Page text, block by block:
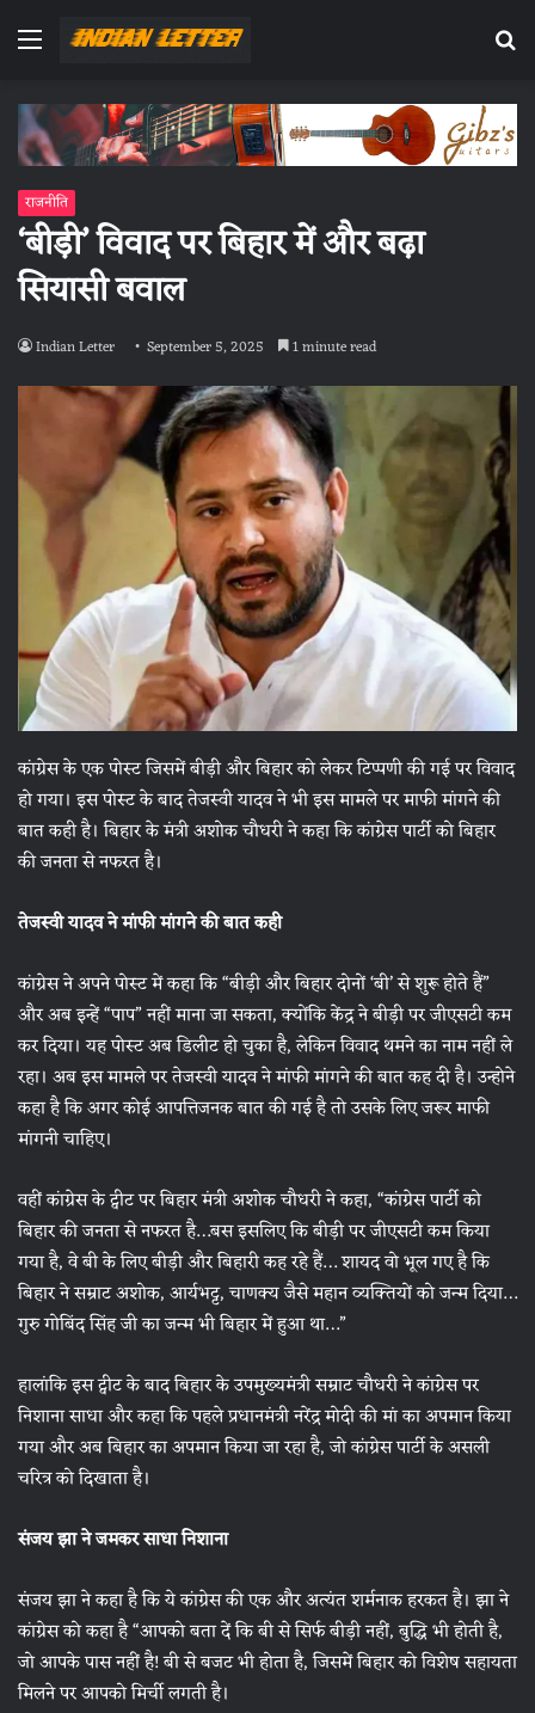
Menu
राजनीति
‘बीड़ी’ विवाद पर बिहार में और बढ़ा
सियासी बवाल
Indian Letter September 5, 2025 1 minute read
कांग्रेस के एक पोस्ट जिसमें बीड़ी और बिहार को लेकर टिप्पणी की गई पर विवाद
हो गया। इस पोस्ट के बाद तेजस्वी यादव ने भी इस मामले पर माफी मांगने की
बात कही है। बिहार के मंत्री अशोक चौधरी ने कहा कि कांग्रेस पार्टी को बिहार
की जनता से नफरत है।
तेजस्वी यादव ने मांफी मांगने की बात कही
कांग्रेस ने अपने पोस्ट में कहा कि “बीड़ी और बिहार दोनों ‘बी’ से शुरू होते हैं”
और अब इन्हें “पाप” नहीं माना जा सकता, क्योंकि केंद्र ने बीड़ी पर जीएसटी कम
कर दिया। यह पोस्ट अब डिलीट हो चुका है, लेकिन विवाद थमने का नाम नहीं ले
रहा। अब इस मामले पर तेजस्वी यादव ने मांफी मांगने की बात कह दी है। उन्होने
कहा है कि अगर कोई आपत्तिजनक बात की गई है तो उसके लिए जरूर माफी
मांगनी चाहिए।
वहीं कांग्रेस के ट्वीट पर बिहार मंत्री अशोक चौधरी ने कहा, “कांग्रेस पार्टी को
बिहार की जनता से नफरत है…बस इसलिए कि बीड़ी पर जीएसटी कम किया
गया है, वे बी के लिए बीड़ी और बिहारी कह रहे हैं… शायद वो भूल गए है कि
बिहार ने सम्राट अशोक, आर्यभट्ट, चाणक्य जैसे महान व्यक्तियों को जन्म दिया…
गुरु गोबिंद सिंह जी का जन्म भी बिहार में हुआ था…”
हालांकि इस ट्वीट के बाद बिहार के उपमुख्यमंत्री सम्राट चौधरी ने कांग्रेस पर
निशाना साधा और कहा कि पहले प्रधानमंत्री नरेंद्र मोदी की मां का अपमान किया
गया और अब बिहार का अपमान किया जा रहा है, जो कांग्रेस पार्टी के असली
चरित्र को दिखाता है।
संजय झा ने जमकर साधा निशाना
संजय झा ने कहा है कि ये कांग्रेस की एक और अत्यंत शर्मनाक हरकत है। झा ने
कांग्रेस को कहा है “आपको बता दें कि बी से सिर्फ बीड़ी नहीं, बुद्धि भी होती है,
जो आपके पास नहीं है! बी से बजट भी होता है, जिसमें बिहार को विशेष सहायता
मिलने पर आपको मिर्ची लगती है।